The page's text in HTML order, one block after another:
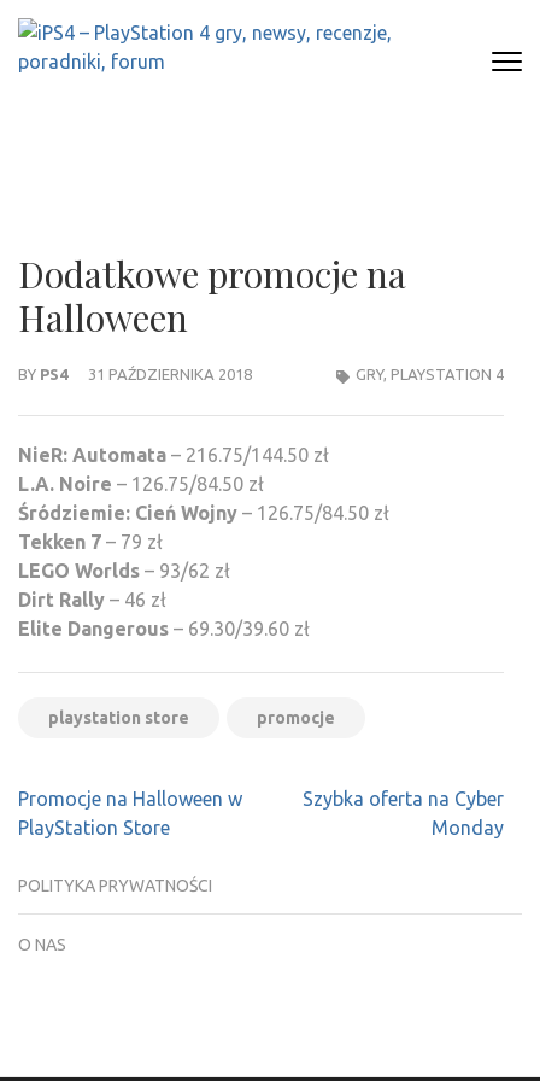
Skip
content
Dodatkowe promocje na
Halloween
BY PS4 31 PAŹDZIERNIKA 2018 GRY, PLAYSTATION 4
NieR: Automata – 216.75/144.50 zł
L.A. Noire – 126.75/84.50 zł
Śródziemie: Cień Wojny – 126.75/84.50 zł
Tekken 7 – 79 zł
LEGO Worlds – 93/62 zł
Dirt Rally – 46 zł
Elite Dangerous – 69.30/39.60 zł
playstation store promocje
Nawigacja
wpisu
Promocje na Halloween w
PlayStation Store
Szybka oferta na Cyber
Monday
POLITYKA PRYWATNOŚCI
O NAS